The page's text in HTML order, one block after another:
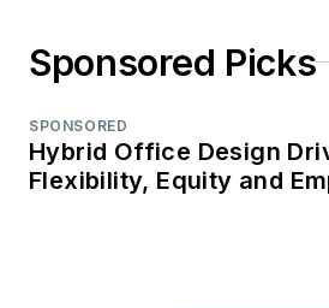
Sponsored Picks
SPONSORED
Hybrid Office Design
Flexibility, Equity and